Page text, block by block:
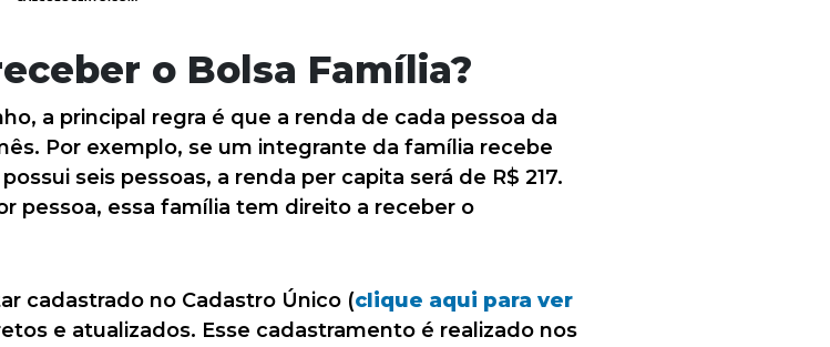
o Bolsa Família?
a principal regra é que a renda de cada pessoa da
Por exemplo, se um integrante da família recebe
seis pessoas, a renda per capita será de R$ 217.
pessoa, essa família tem direito a receber o
cadastrado no Cadastro Único (clique aqui para ver
e atualizados. Esse cadastramento é realizado nos